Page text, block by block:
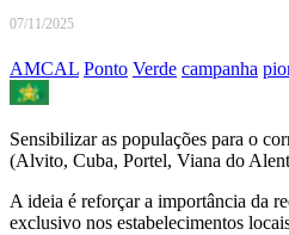
07/11/2025
AMCAL Ponto Verde campanha
Sensibilizar as populações para o
(Alvito, Cuba, Portel, Viana do
A ideia é reforçar a importância da
exclusivo nos estabelecimentos